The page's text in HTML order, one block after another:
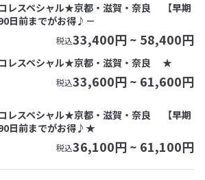
レスペシャル★京都・滋賀・奈良 【早期
日前までがお得♪－
税込33,400円 ~ 58,400円
レスペシャル★京都・滋賀・奈良 ★
税込33,600円 ~ 61,600円
レスペシャル★京都・滋賀・奈良 【早期
日前までがお得♪★
税込36,100円 ~ 61,100円